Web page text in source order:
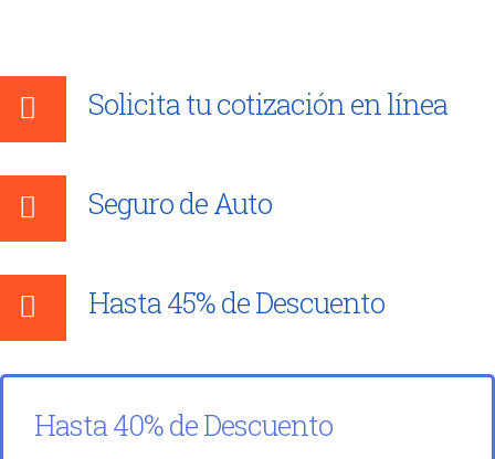
Solicita tu cotización en línea
Seguro de Auto
Hasta 45% de Descuento
Hasta 40% de Descuento